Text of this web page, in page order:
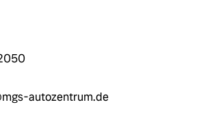
autozentrum.de